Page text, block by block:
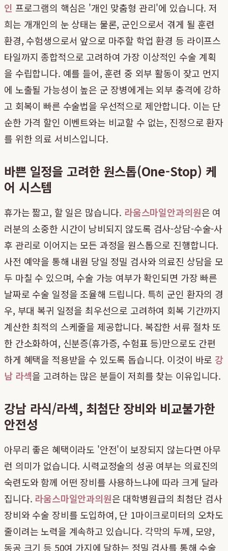
인 프로그램의 핵심은 '개인 맞춤형 관리'에 있습니다. 저
희는 개개인의 눈 상태는 물론, 군인으로서 겪게 될 훈련
환경, 수험생으로서 앞으로 마주할 학업 환경 등 라이프스
타일까지 종합적으로 고려하여 가장 이상적인 수술 계획
을 수립합니다. 예를 들어, 훈련 중 외부 활동이 잦고 먼지
에 노출될 가능성이 높은 군 장병에게는 외부 충격에 강하
고 회복이 빠른 수술법을 우선적으로 제안합니다. 이는 단
순한 가격 할인 이벤트와는 비교할 수 없는, 진정으로 환자
를 위한 의료 서비스입니다.
바쁜 일정을 고려한 원스톱(One-Stop) 케
어 시스템
휴가는 짧고, 할 일은 많습니다. 라움스마일안과의원은 여
러분의 소중한 시간이 낭비되지 않도록 검사-상담-수술-사
후 관리로 이어지는 모든 과정을 원스톱으로 진행합니다.
사전 예약을 통해 내원 당일 정밀 검사와 의료진 상담을 모
두 마칠 수 있으며, 수술 가능 여부가 확인되면 가장 빠른
날짜로 수술 일정을 조율해 드립니다. 특히 군인 환자의 경
우, 부대 복귀 일정을 최우선으로 고려하여 회복 기간까지
계산한 최적의 스케줄을 제공합니다. 복잡한 서류 절차 또
한 간소화하여, 신분증(휴가증, 수험표 등)만으로도 간편
하게 혜택을 적용받을 수 있도록 돕습니다. 이것이 바로 강
남 라섹을 고려하는 많은 분들이 저희를 찾는 이유입니다.
강남 라식/라섹, 최첨단 장비와 비교불가한
안전성
아무리 좋은 혜택이라도 '안전'이 보장되지 않는다면 아무
런 의미가 없습니다. 시력교정술의 성공 여부는 의료진의
숙련도와 함께 어떤 장비를 사용하느냐에 따라 크게 달라
집니다. 라움스마일안과의원은 대학병원급의 최첨단 검사
장비와 수술 장비를 도입하여, 단 1마이크로미터의 오차도
줄이려는 노력을 계속하고 있습니다. 각막의 두께, 모양,
동공 크기 등 50여 가지에 달하는 정밀 검사를 통해 수술